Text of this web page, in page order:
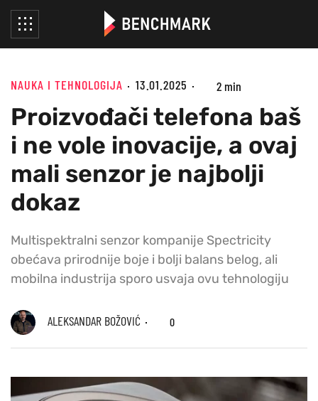
NAUKA I TEHNOLOGIJA 13.01.2025 2 min
Proizvođači telefona baš
i ne vole inovacije, a ovaj
mali senzor je najbolji
dokaz
Multispektralni senzor kompanije Spectricity
obećava prirodnije boje i bolji balans belog, ali
mobilna industrija sporo usvaja ovu tehnologiju
ALEKSANDAR BOŽOVIĆ 0